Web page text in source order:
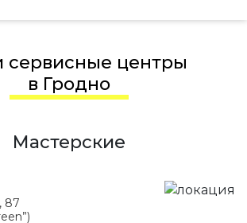
сервисные центры
в Гродно
Мастерские
87